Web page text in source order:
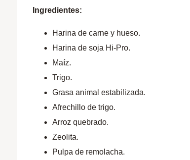
Ingredientes:
Harina de carne y hueso.
Harina de soja Hi-Pro.
Maíz.
Trigo.
Grasa animal estabilizada.
Afrechillo de trigo.
Arroz quebrado.
Zeolita.
Pulpa de remolacha.